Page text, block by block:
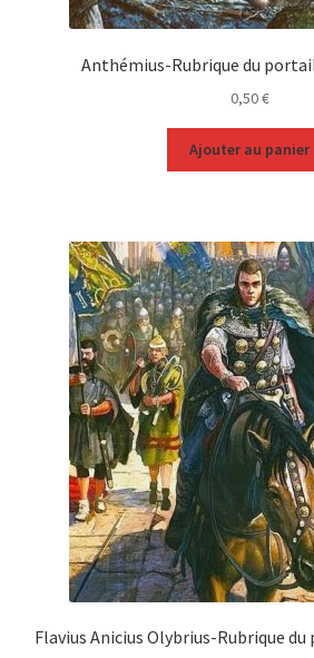
Anthémius-Rubrique du
0,50€
Ajouter au panier
Flavius Anicius Olybrius-Rubrique